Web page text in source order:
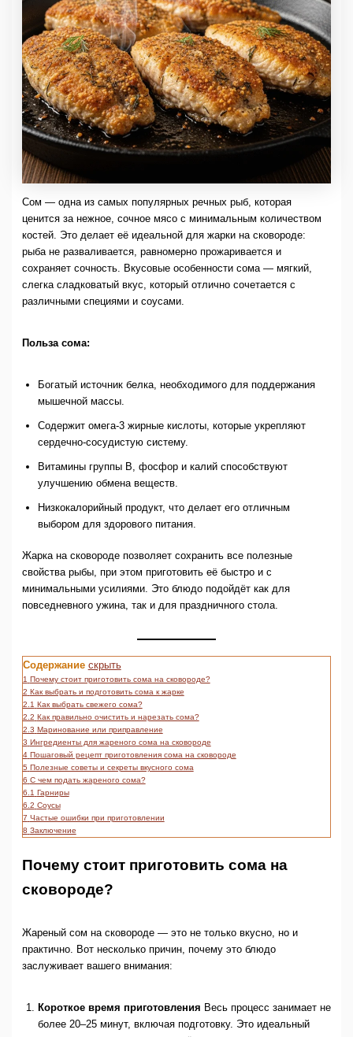
Сом — одна из самых популярных речных рыб, которая
ценится за нежное, сочное мясо с минимальным количеством
костей. Это делает её идеальной для жарки на сковороде:
рыба не разваливается, равномерно прожаривается и
сохраняет сочность. Вкусовые особенности сома — мягкий,
слегка сладковатый вкус, который отлично сочетается с
различными специями и соусами.
Польза сома:
Богатый источник белка, необходимого для поддержания
мышечной массы.
Содержит омега-3 жирные кислоты, которые укрепляют
сердечно-сосудистую систему.
Витамины группы B, фосфор и калий способствуют
улучшению обмена веществ.
Низкокалорийный продукт, что делает его отличным
выбором для здорового питания.
Жарка на сковороде позволяет сохранить все полезные
свойства рыбы, при этом приготовить её быстро и с
минимальными усилиями. Это блюдо подойдёт как для
повседневного ужина, так и для праздничного стола.
Содержание скрыть
1 Почему стоит приготовить сома на сковороде?
2 Как выбрать и подготовить сома к жарке
2.1 Как выбрать свежего сома?
2.2 Как правильно очистить и нарезать сома?
2.3 Маринование или приправление
3 Ингредиенты для жареного сома на сковороде
4 Пошаговый рецепт приготовления сома на сковороде
5 Полезные советы и секреты вкусного сома
6 С чем подать жареного сома?
6.1 Гарниры
6.2 Соусы
7 Частые ошибки при приготовлении
8 Заключение
Почему стоит приготовить сома на
сковороде?
Жареный сом на сковороде — это не только вкусно, но и
практично. Вот несколько причин, почему это блюдо
заслуживает вашего внимания:
Короткое время приготовления Весь процесс занимает не
более 20–25 минут, включая подготовку. Это идеальный